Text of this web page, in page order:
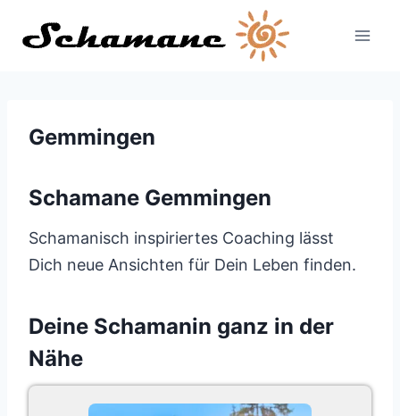
Inhalt
Gemmingen
Schamane Gemmingen
Schamanisch inspiriertes Coaching lässt
Dich neue Ansichten für Dein Leben finden.
Deine Schamanin ganz in der
Nähe